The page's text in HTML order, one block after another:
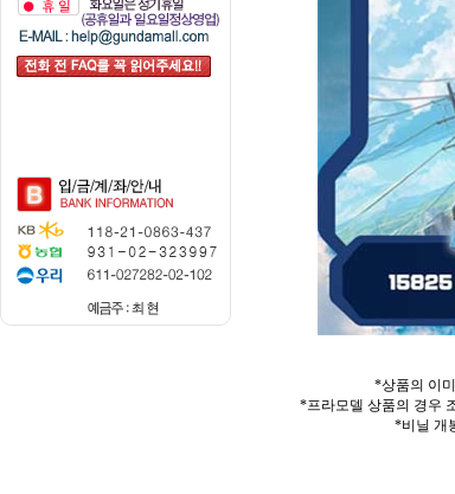
*상품의 이
*프라모델 상품의 경우
*비닐 개